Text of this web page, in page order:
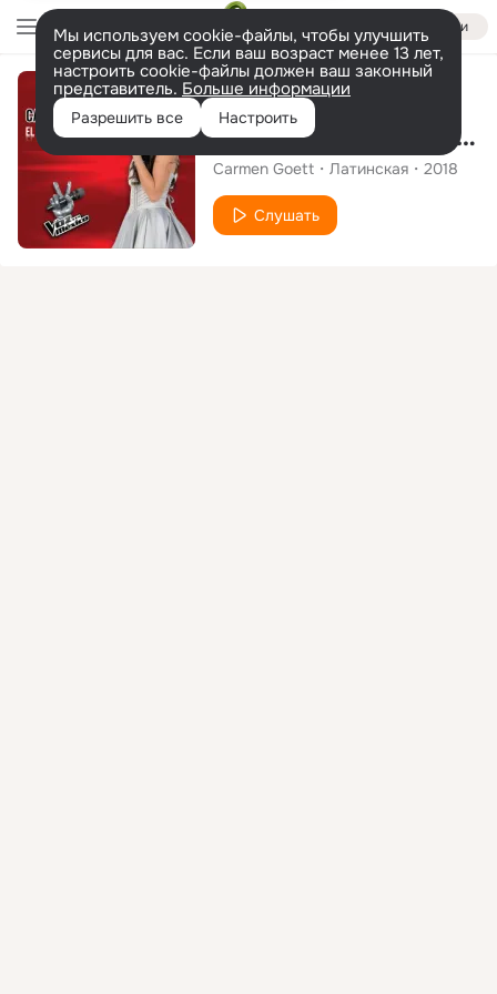
Войти
Мы используем cookie-файлы, чтобы улучшить
сервисы для вас. Если ваш возраст менее 13 лет,
настроить cookie-файлы должен ваш законный
представитель. Больше информации
Разрешить все Настроить
Сингл
El Fantasma De La Ópera
Carmen Goett Латинская 2018
Слушать